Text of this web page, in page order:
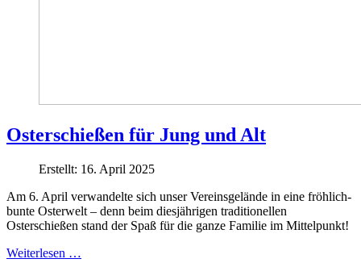
Osterschießen für Jung und Alt
Erstellt: 16. April 2025
Am 6. April verwandelte sich unser Vereinsgelände in eine fröhlich-
bunte Osterwelt – denn beim diesjährigen traditionellen
Osterschießen stand der Spaß für die ganze Familie im Mittelpunkt!
Weiterlesen …